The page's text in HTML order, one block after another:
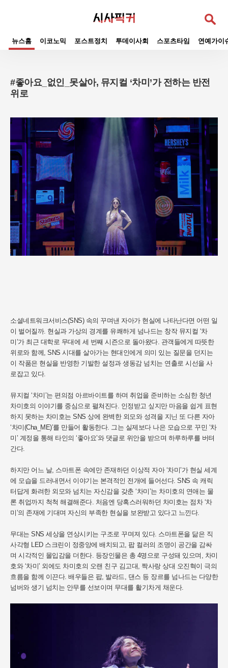
검
뉴스홈 이코노믹 포스트정치 투데이사회 스포츠타임 연예가이
#좋아요_없인_못살아, 뮤지컬 ‘차미’가 전하는 반전
위로
소셜네트워크서비스(SNS) 속의 꾸며낸 자아가 현실에 나타난다면 어떤 일
이 벌어질까. 현실과 가상의 경계를 유쾌하게 넘나드는 창작 뮤지컬 ‘차
미’가 최근 대학로 무대에 세 번째 시즌으로 돌아왔다. 관객들에게 따뜻한
위로와 함께, SNS 시대를 살아가는 현대인에게 의미 있는 질문을 던지는
이 작품은 현실을 반영한 기발한 설정과 생동감 넘치는 연출로 시선을 사
로잡고 있다.
뮤지컬 ‘차미’는 편의점 아르바이트를 하며 취업을 준비하는 소심한 청년
차미호의 이야기를 중심으로 펼쳐진다. 인정받고 싶지만 마음을 쉽게 표현
하지 못하는 차미호는 SNS 상에 완벽한 외모와 성격을 지닌 또 다른 자아
‘차미(Cha_ME)’를 만들어 활동한다. 그는 실제보다 나은 모습으로 꾸민 ‘차
미’ 계정을 통해 타인의 ‘좋아요’와 댓글로 위안을 받으며 하루하루를 버텨
간다.
하지만 어느 날, 스마트폰 속에만 존재하던 이상적 자아 ‘차미’가 현실 세계
에 모습을 드러내면서 이야기는 본격적인 전개에 들어선다. SNS 속 캐릭
터답게 화려한 외모와 넘치는 자신감을 갖춘 ‘차미’는 차미호의 연애는 물
론 취업까지 척척 해결해준다. 처음엔 당혹스러워하던 차미호는 점차 ‘차
미’의 존재에 기대며 자신의 부족한 현실을 보완받고 있다고 느낀다.
무대는 SNS 세상을 연상시키는 구조로 꾸며져 있다. 스마트폰을 닮은 직
사각형 LED 스크린이 정중앙에 배치되고, 팝 컬러의 조명이 공간을 감싸
며 시각적인 몰입감을 더한다. 등장인물은 총 4명으로 구성돼 있으며, 차미
호와 ‘차미’ 외에도 차미호의 오랜 친구 김고대, 짝사랑 상대 오진혁이 극의
흐름을 함께 이끈다. 배우들은 팝, 발라드, 댄스 등 장르를 넘나드는 다양한
넘버와 생기 넘치는 안무를 선보이며 무대를 활기차게 채운다.